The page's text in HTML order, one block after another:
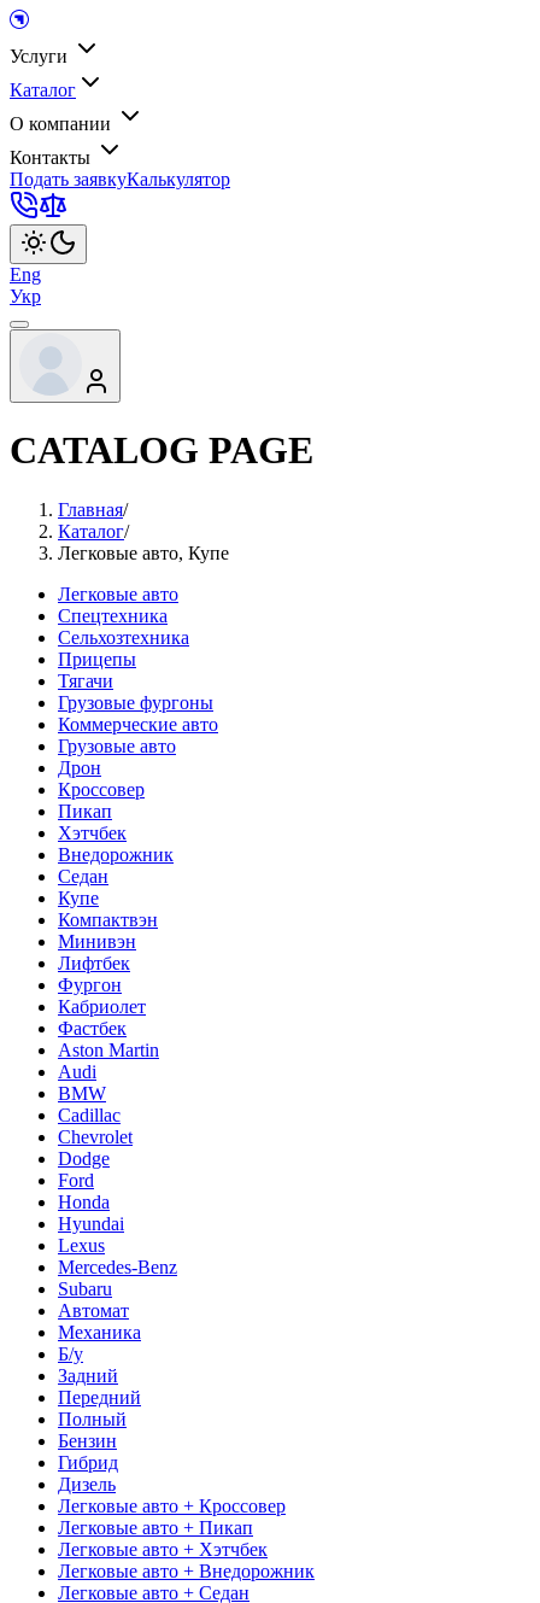
Услуги
Каталог
О компании
Контакты
Подать заявкуКалькулятор
Eng
Укр
CATALOG PAGE
Главная/
Каталог/
Легковые авто, Купе
Легковые авто
Спецтехника
Сельхозтехника
Прицепы
Тягачи
Грузовые фургоны
Коммерческие авто
Грузовые авто
Дрон
Кроссовер
Пикап
Хэтчбек
Внедорожник
Седан
Купе
Компактвэн
Минивэн
Лифтбек
Фургон
Кабриолет
Фастбек
Aston Martin
Audi
BMW
Cadillac
Chevrolet
Dodge
Ford
Honda
Hyundai
Lexus
Mercedes-Benz
Subaru
Автомат
Механика
Б/у
Задний
Передний
Полный
Бензин
Гибрид
Дизель
Легковые авто + Кроссовер
Легковые авто + Пикап
Легковые авто + Хэтчбек
Легковые авто + Внедорожник
Легковые авто + Седан